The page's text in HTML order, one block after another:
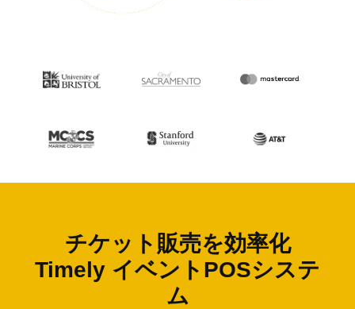
チケット販売を効率化
Timely イベントPOSシステ
ム